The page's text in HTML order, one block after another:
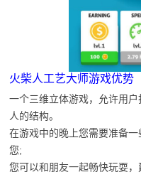
火柴人工艺大师游戏优势
一个三维立体游戏，允许用
人的结构。
在游戏中的晚上您需要准备
您;
您可以和朋友一起畅快玩耍